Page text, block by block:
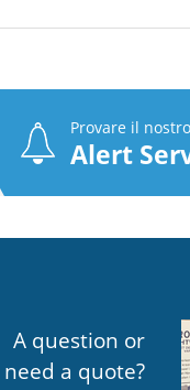
Provare il
Alert
A question or
need a quote?